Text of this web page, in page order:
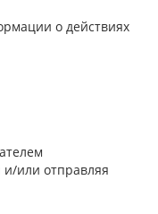
о действиях
или отправляя